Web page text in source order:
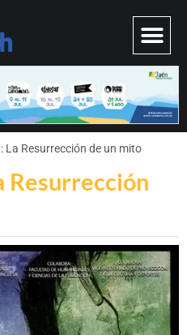
Resurrección
La Resurrección de un mito